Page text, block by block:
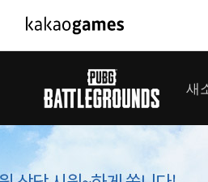
PC/모바일게임
도깨비의세계
새